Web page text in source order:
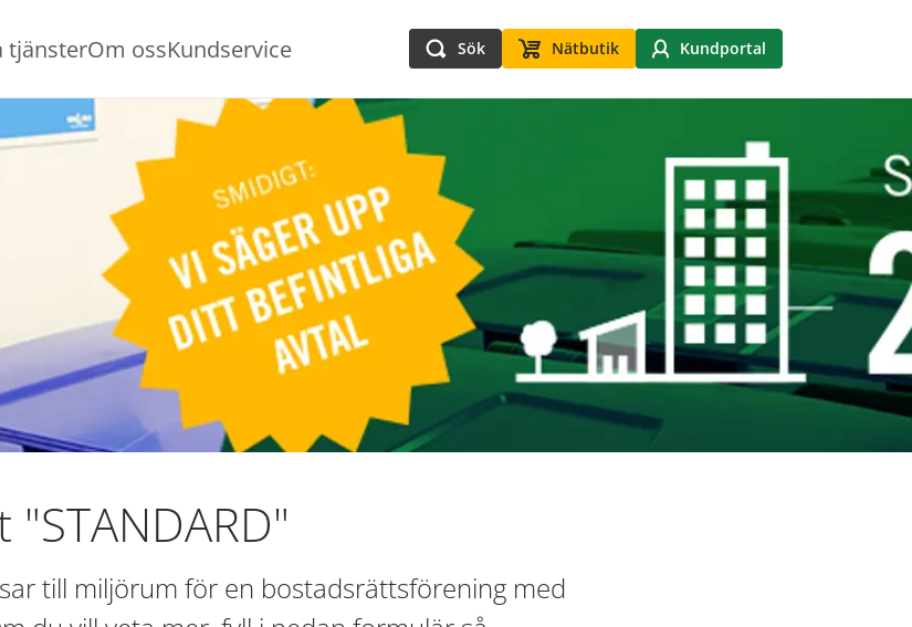
tjänsterOm ossKundservice Sök Nätbutik Kundportal
till miljörum för en bostadsrättsförening med